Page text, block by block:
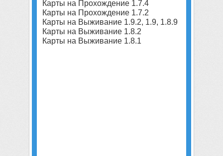
Карты на Прохождение 1.7.4
Карты на Прохождение 1.7.2
Карты на Выживание 1.9.2, 1.9, 1.8.9
Карты на Выживание 1.8.2
Карты на Выживание 1.8.1